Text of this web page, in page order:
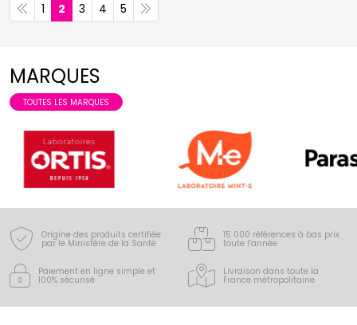
1 2 3 4 5
MARQUES
TOUTES LES MARQUES
Origine des produits certifiée
par le Ministère de la Santé
15 000 références à bas prix
toute l’année
Paiement en ligne simple et
100% sécurisé
Livraison dans toute la
France métropolitaine